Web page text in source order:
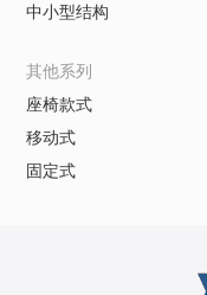
中小型结构
其他系列
座椅款式
移动式
固定式